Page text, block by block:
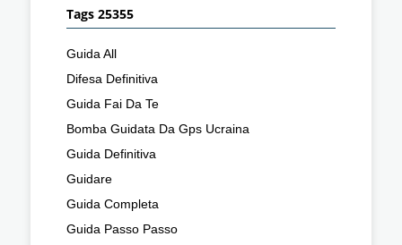
Tags 25355
Guida All
Difesa Definitiva
Guida Fai Da Te
Bomba Guidata Da Gps Ucraina
Guida Definitiva
Guidare
Guida Completa
Guida Passo Passo